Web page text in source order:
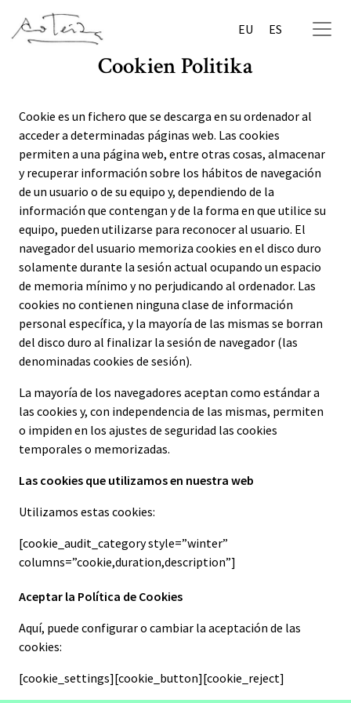
EU ES
Cookien Politika
Cookie es un fichero que se descarga en su ordenador al
acceder a determinadas páginas web. Las cookies
permiten a una página web, entre otras cosas, almacenar
y recuperar información sobre los hábitos de navegación
de un usuario o de su equipo y, dependiendo de la
información que contengan y de la forma en que utilice su
equipo, pueden utilizarse para reconocer al usuario. El
navegador del usuario memoriza cookies en el disco duro
solamente durante la sesión actual ocupando un espacio
de memoria mínimo y no perjudicando al ordenador. Las
cookies no contienen ninguna clase de información
personal específica, y la mayoría de las mismas se borran
del disco duro al finalizar la sesión de navegador (las
denominadas cookies de sesión).
La mayoría de los navegadores aceptan como estándar a
las cookies y, con independencia de las mismas, permiten
o impiden en los ajustes de seguridad las cookies
temporales o memorizadas.
Las cookies que utilizamos en nuestra web
Utilizamos estas cookies:
[cookie_audit_category style=”winter”
columns=”cookie,duration,description”]
Aceptar la Política de Cookies
Aquí, puede configurar o cambiar la aceptación de las
cookies:
[cookie_settings][cookie_button][cookie_reject]